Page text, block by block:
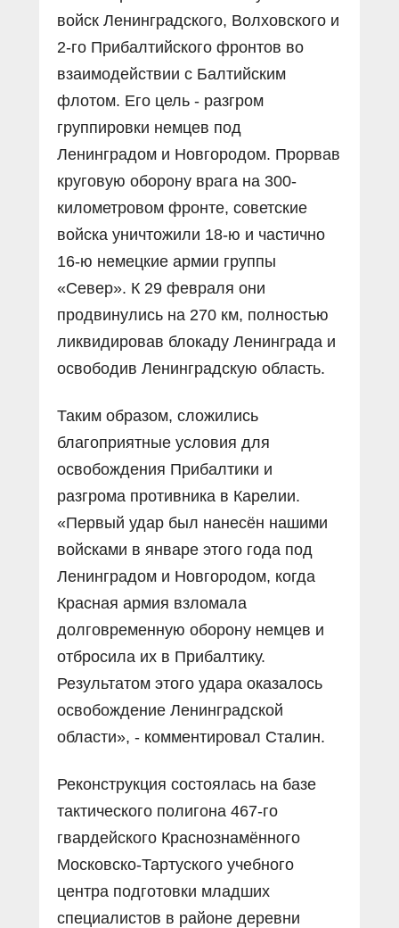
войск Ленинградского, Волховского и
2-го Прибалтийского фронтов во
взаимодействии с Балтийским
флотом. Его цель - разгром
группировки немцев под
Ленинградом и Новгородом. Прорвав
круговую оборону врага на 300-
километровом фронте, советские
войска уничтожили 18-ю и частично
16-ю немецкие армии группы
«Север». К 29 февраля они
продвинулись на 270 км, полностью
ликвидировав блокаду Ленинграда и
освободив Ленинградскую область.
Таким образом, сложились
благоприятные условия для
освобождения Прибалтики и
разгрома противника в Карелии.
«Первый удар был нанесён нашими
войсками в январе этого года под
Ленинградом и Новгородом, когда
Красная армия взломала
долговременную оборону немцев и
отбросила их в Прибалтику.
Результатом этого удара оказалось
освобождение Ленинградской
области», - комментировал Сталин.
Реконструкция состоялась на базе
тактического полигона 467-го
гвардейского Краснознамённого
Московско-Тартуского учебного
центра подготовки младших
специалистов в районе деревни